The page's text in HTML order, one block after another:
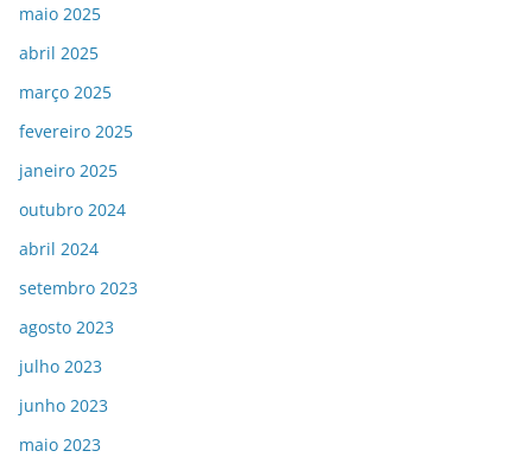
maio 2025
abril 2025
março 2025
fevereiro 2025
janeiro 2025
outubro 2024
abril 2024
setembro 2023
agosto 2023
julho 2023
junho 2023
maio 2023